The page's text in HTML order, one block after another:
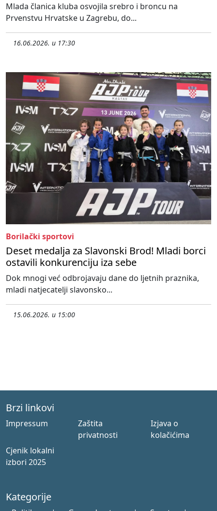
Mlada članica kluba osvojila srebro i broncu na
Prvenstvu Hrvatske u Zagrebu, do...
16.06.2026. u 17:30
Borilački sportovi
Deset medalja za Slavonski Brod! Mladi borci
ostavili konkurenciju iza sebe
Dok mnogi već odbrojavaju dane do ljetnih praznika,
mladi natjecatelji slavonsko...
15.06.2026. u 15:00
Brzi linkovi
Impressum
Zaštita
privatnosti
Izjava o
kolačićima
Cjenik lokalni
izbori 2025
Kategorije